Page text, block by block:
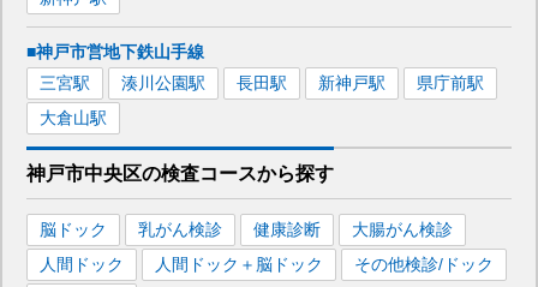
■神戸市営地下鉄山手線
三宮駅 湊川公園駅 長田駅 新神戸駅 県庁前駅
大倉山駅
神戸市中央区の検査コースから探す
脳ドック 乳がん検診 健康診断
大腸がん検診
人間ドック
人間ドック＋脳ドック
その他検診/ドック